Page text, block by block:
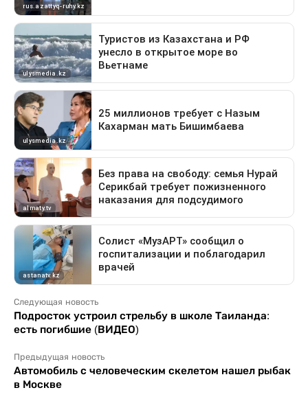
Следующая новость
Подросток устроил стрельбу в школе Таиланда:
есть погибшие (ВИДЕО)
Предыдущая новость
Автомобиль с человеческим скелетом нашел рыбак
в Москве